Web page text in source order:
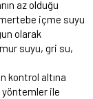
az olduğu
içme suyu
olarak
suyu, gri su,
kontrol altına
yöntemler ile